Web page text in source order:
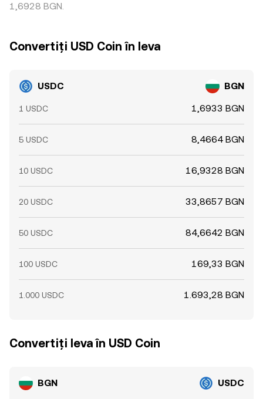
1,6928 BGN.
Convertiți USD Coin în leva
USDC BGN
1 USDC 1,6933 BGN
5 USDC 8,4664 BGN
10 USDC 16,9328 BGN
20 USDC 33,8657 BGN
50 USDC 84,6642 BGN
100 USDC 169,33 BGN
1.000 USDC 1.693,28 BGN
Convertiți leva în USD Coin
BGN USDC